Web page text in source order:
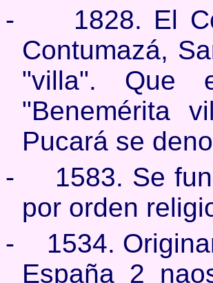
-
1828. El
Contumazá,
"villa". Que
"Benemérita
Pucará se
-
1583. Se
por orden
-
1534.
España 2